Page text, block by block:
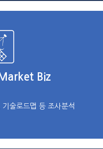
Biz
술로드맵 등 조사분석